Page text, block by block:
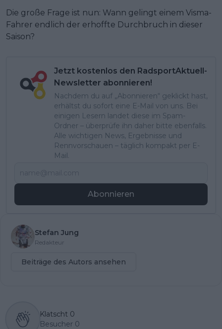
Die große Frage ist nun: Wann gelingt einem Visma-
Fahrer endlich der erhoffte Durchbruch in dieser
Saison?
Jetzt kostenlos den RadsportAktuell-
Newsletter abonnieren!
Nachdem du auf „Abonnieren“ geklickt hast,
erhältst du sofort eine E-Mail von uns. Bei
einigen Lesern landet diese im Spam-
Ordner – überprüfe ihn daher bitte ebenfalls.
Alle wichtigen News, Ergebnisse und
Rennvorschauen – täglich kompakt per E-
Mail.
Abonnieren
Stefan Jung
Redakteur
Beiträge des Autors ansehen
Klatscht 0
Besucher 0